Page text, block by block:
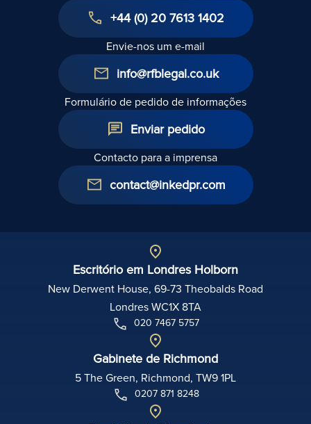
+44 (0) 20 7613 1402
Envie-nos um e-mail
info@rfblegal.co.uk
Formulário de pedido de informações
Enviar pedido
Contacto para a imprensa
contact@inkedpr.com
Escritório em Londres Holborn
New Derwent House, 69-73 Theobalds Road
Londres WC1X 8TA
020 7467 5757
Gabinete de Richmond
5 The Green, Richmond, TW9 1PL
0207 871 8248